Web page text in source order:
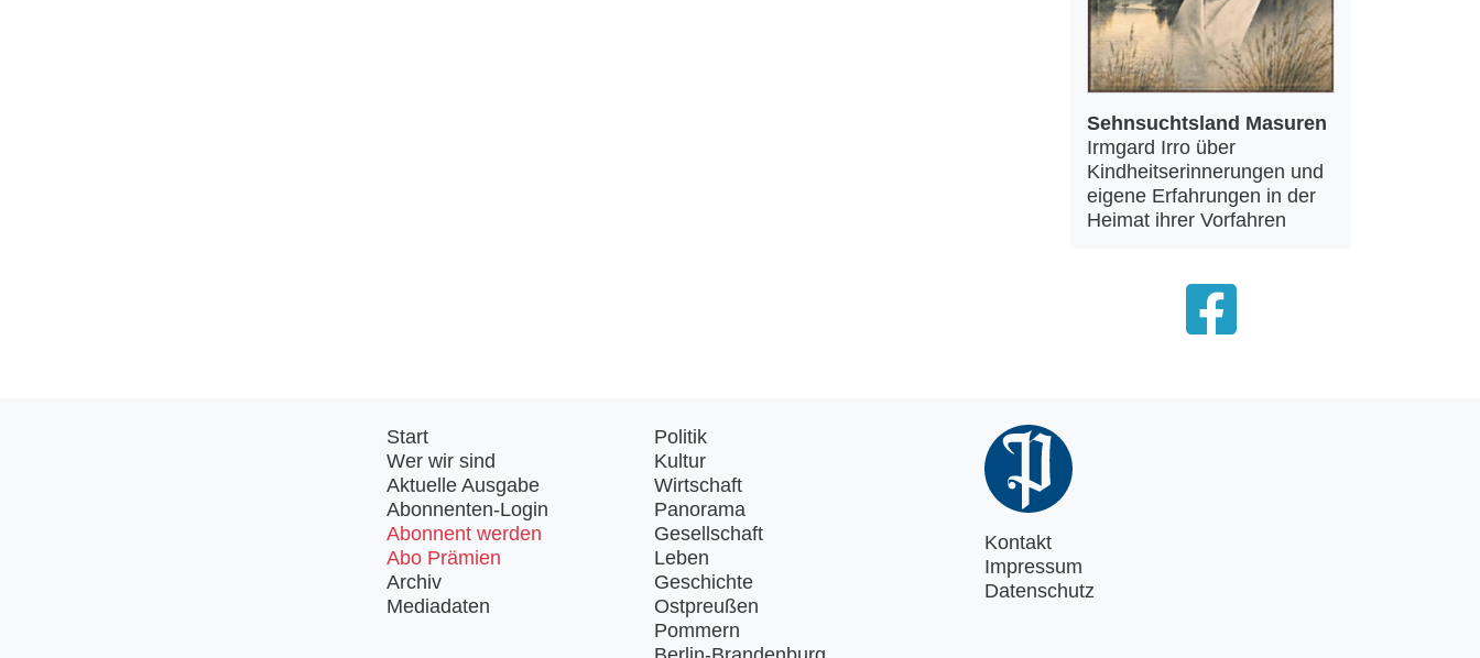
Sehnsuchtsland Masuren
Irmgard Irro über
Kindheitserinnerungen und
eigene Erfahrungen in der
Heimat ihrer Vorfahren
Start
Wer wir sind
Aktuelle Ausgabe
Abonnenten-Login
Abonnent werden
Abo Prämien
Archiv
Mediadaten
Politik
Kultur
Wirtschaft
Panorama
Gesellschaft
Leben
Geschichte
Ostpreußen
Pommern
Kontakt
Impressum
Datenschutz